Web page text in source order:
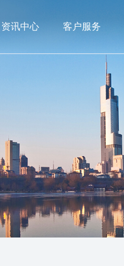
资讯中心 客户服务